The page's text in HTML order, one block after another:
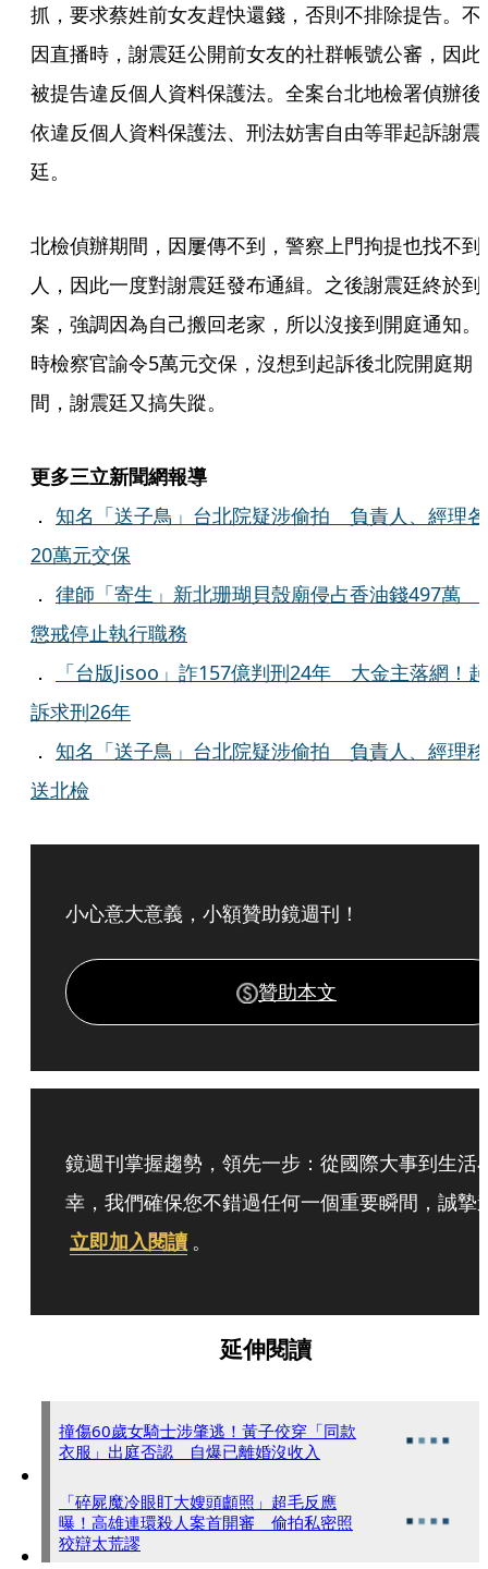
抓，要求蔡姓前女友趕快還錢，否則不排除提告。不
因直播時，謝震廷公開前女友的社群帳號公審，因此
被提告違反個人資料保護法。全案台北地檢署偵辦後
依違反個人資料保護法、刑法妨害自由等罪起訴謝震
廷。
北檢偵辦期間，因屢傳不到，警察上門拘提也找不到
人，因此一度對謝震廷發布通緝。之後謝震廷終於到
案，強調因為自己搬回老家，所以沒接到開庭通知。
時檢察官諭令5萬元交保，沒想到起訴後北院開庭期
間，謝震廷又搞失蹤。
更多三立新聞網報導
． 知名「送子鳥」台北院疑涉偷拍 負責人、經理各
20萬元交保
． 律師「寄生」新北珊瑚貝殼廟侵占香油錢497萬
懲戒停止執行職務
．
「台版Jisoo」詐157億判刑24年 大金主落網！起
訴求刑26年
． 知名「送子鳥」台北院疑涉偷拍 負責人、經理移
送北檢
小心意大意義，小額贊助鏡週刊！
贊助本文
鏡週刊掌握趨勢，領先一步：從國際大事到生活
幸，我們確保您不錯過任何一個重要瞬間，誠摯
立即加入閱讀 。
延伸閱讀
撞傷60歲女騎士涉肇逃！黃子佼穿「同款
衣服」出庭否認 自爆已離婚沒收入
「碎屍魔冷眼盯大嫂頭顱照」超毛反應
曝！高雄連環殺人案首開審 偷拍私密照
狡辯太荒謬